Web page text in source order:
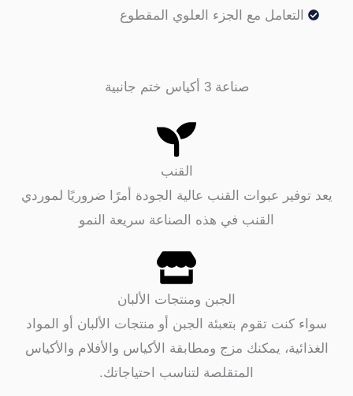
مع الجزء العلوي المقطوع
عبوات القنب عالية الجودة أمرًا ضروريًا لموردي
القنب في هذه الصناعة سريعة النمو
الجبن ومنتجات الألبان
تقوم بتعبئة الجبن أو منتجات الألبان أو المواد
يمكنك مزج ومطابقة الأكياس والأفلام والأكياس
المتقلصة لتناسب احتياجاتك.